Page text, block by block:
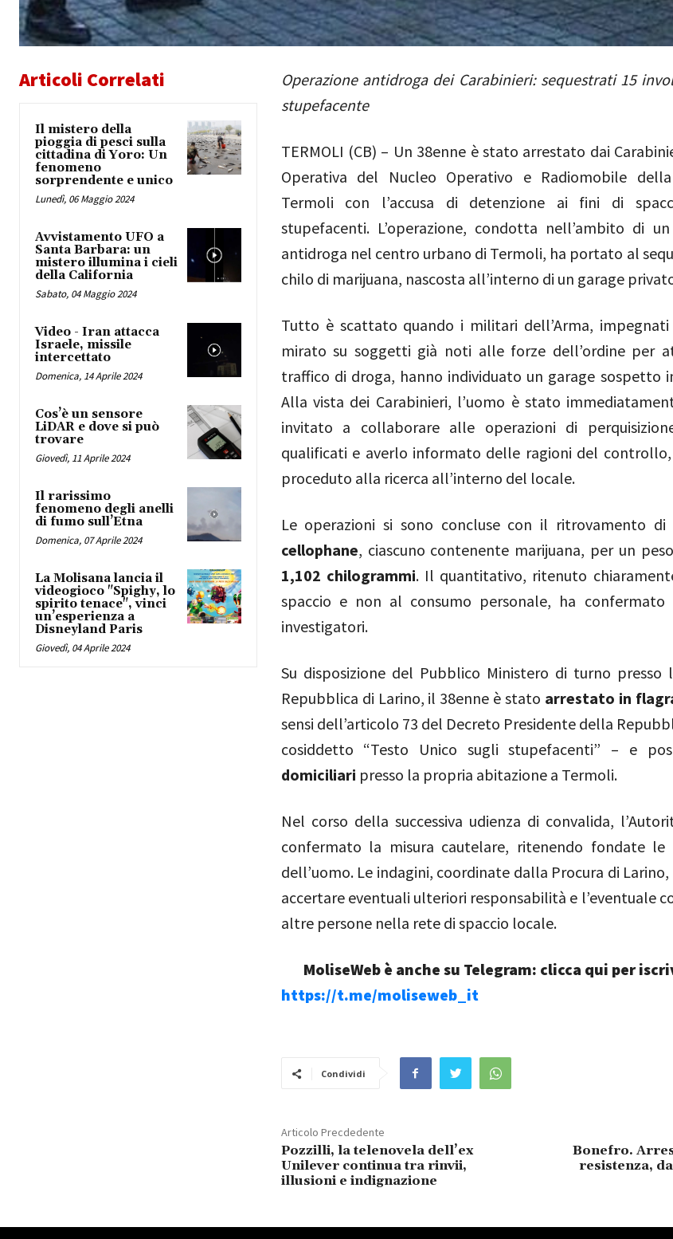
Articoli Correlati
Il mistero della
pioggia di pesci sulla
cittadina di Yoro: Un
fenomeno
sorprendente e unico
Lunedì, 06 Maggio 2024
Avvistamento UFO a
Santa Barbara: un
mistero illumina i cieli
della California
Sabato, 04 Maggio 2024
Video - Iran attacca
Israele, missile
intercettato
Domenica, 14 Aprile 2024
Cos’è un sensore
LiDAR e dove si può
trovare
Giovedì, 11 Aprile 2024
Il rarissimo
fenomeno degli anelli
di fumo sull’Etna
Domenica, 07 Aprile 2024
La Molisana lancia il
videogioco "Spighy, lo
spirito tenace", vinci
un’esperienza a
Disneyland Paris
Giovedì, 04 Aprile 2024
Operazione antidroga dei Carabinieri: sequestrati 15
stupefacente
TERMOLI (CB) – Un 38enne è stato arrestato dai
Operativa del Nucleo Operativo e Radiomobile
Termoli con l’accusa di detenzione ai fini di
stupefacenti. L’operazione, condotta nell’ambito di
antidroga nel centro urbano di Termoli, ha portato al
chilo di marijuana, nascosta all’interno di un garage
Tutto è scattato quando i militari dell’Arma,
mirato su soggetti già noti alle forze dell’ordine per
traffico di droga, hanno individuato un garage sospetto
Alla vista dei Carabinieri, l’uomo è stato
invitato a collaborare alle operazioni di
qualificati e averlo informato delle ragioni del
proceduto alla ricerca all’interno del locale.
Le operazioni si sono concluse con il ritrovamento di
cellophane, ciascuno contenente marijuana, per un
1,102 chilogrammi. Il quantitativo, ritenuto
spaccio e non al consumo personale, ha
investigatori.
Su disposizione del Pubblico Ministero di turno presso
Repubblica di Larino, il 38enne è stato arrestato in
sensi dell’articolo 73 del Decreto Presidente della
cosiddetto “Testo Unico sugli stupefacenti” – e
domiciliari presso la propria abitazione a Termoli.
Nel corso della successiva udienza di convalida,
confermato la misura cautelare, ritenendo fondate le
dell’uomo. Le indagini, coordinate dalla Procura di
accertare eventuali ulteriori responsabilità e l’eventuale
altre persone nella rete di spaccio locale.
MoliseWeb è anche su Telegram: clicca qui per
https://t.me/moliseweb_it
Condividi
Articolo Precdedente
Pozzilli, la telenovela dell’ex
Unilever continua tra rinvii,
illusioni e indignazione
Bonefro.
resistenza,